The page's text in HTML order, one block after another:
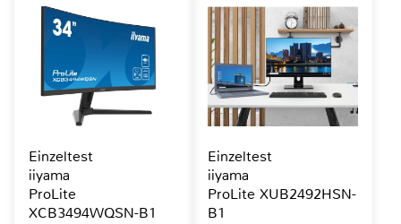
Einzeltest
iiyama
ProLite
XCB3494WQSN-B1
Einzeltest
iiyama
ProLite XUB2492HSN-
B1